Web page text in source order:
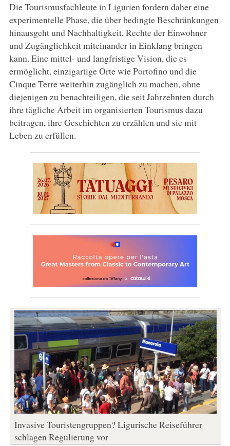
Die Tourismusfachleute in Ligurien fordern daher eine
experimentelle Phase, die über bedingte Beschränkungen
hinausgeht und Nachhaltigkeit, Rechte der Einwohner
und Zugänglichkeit miteinander in Einklang bringen
kann. Eine mittel- und langfristige Vision, die es
ermöglicht, einzigartige Orte wie Portofino und die
Cinque Terre weiterhin zugänglich zu machen, ohne
diejenigen zu benachteiligen, die seit Jahrzehnten durch
ihre tägliche Arbeit im organisierten Tourismus dazu
beitragen, ihre Geschichten zu erzählen und sie mit
Leben zu erfüllen.
Invasive Touristengruppen? Ligurische Reiseführer
schlagen Regulierung vor